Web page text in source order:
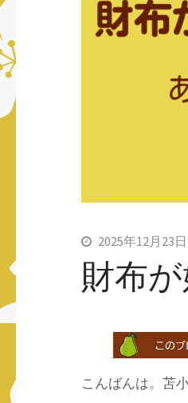
押
2025年12月23日
財布
こんばんは。苫